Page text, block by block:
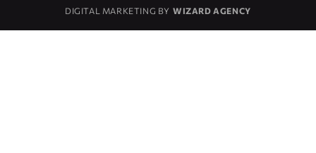
DIGITAL MARKETING BY WIZARD AGENCY